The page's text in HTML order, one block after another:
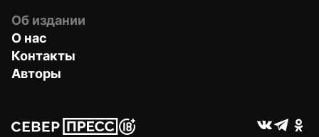
Об издании
О нас
Контакты
Авторы